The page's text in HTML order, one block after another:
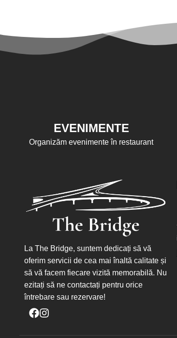
EVENIMENTE
Organizăm evenimente în restaurant
La The Bridge, suntem dedicați să vă
oferim servicii de cea mai înaltă calitate și
să vă facem fiecare vizită memorabilă. Nu
ezitați să ne contactați pentru orice
întrebare sau rezervare!